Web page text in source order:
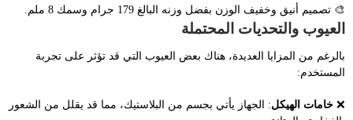
🎨 تصميم أنيق وخفيف الوزن بفضل وزنه البالغ 179 جرام وسمك 8 ملم.
العيوب والتحديات المحتملة
بالرغم من المزايا العديدة، هناك بعض العيوب التي قد تؤثر على تجربة
المستخدم:
❌ خامات الهيكل: الجهاز يأتي بجسم من البلاستيك، مما قد يقلل من الشعور